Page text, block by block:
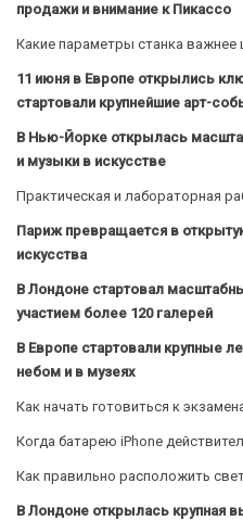
продажи и внимание к Пикассо
Какие параметры станка важнее
11 июня в Европе открылись
стартовали крупнейшие арт-
В Нью-Йорке открылась
и музыки в искусстве
Практическая и лабораторная
Париж превращается в
искусства
В Лондоне стартовал
участием более 120 галерей
В Европе стартовали крупные
небом и в музеях
Как начать готовиться к
Когда батарею iPhone
Как правильно расположить
В Лондоне открылась крупная